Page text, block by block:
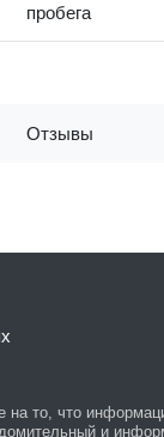
пробега
Отзывы
то, что
и